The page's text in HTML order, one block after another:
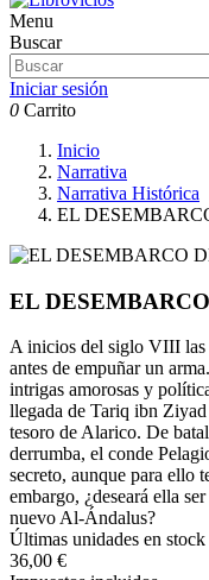
Menu
Buscar
Iniciar sesión
0 Carrito
Inicio
Narrativa
Narrativa Histórica
EL
EL
A inicios del siglo VIII las
antes de empuñar un
intrigas amorosas y
llegada de Tariq ibn Ziyad
tesoro de Alarico. De
derrumba, el conde
secreto, aunque para ello
embargo, ¿deseará ella
nuevo Al-Ándalus?
Últimas unidades en stock
36,00 €